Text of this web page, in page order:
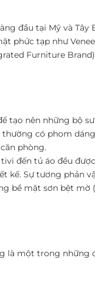
đầu tại Mỹ và Tây
phức tạp như
Furniture
tạo nên những bộ
có phom
phòng.
đến tủ áo đều
kế. ​Sự tương phản
bề mặt sơn bệt mờ
là một trong những